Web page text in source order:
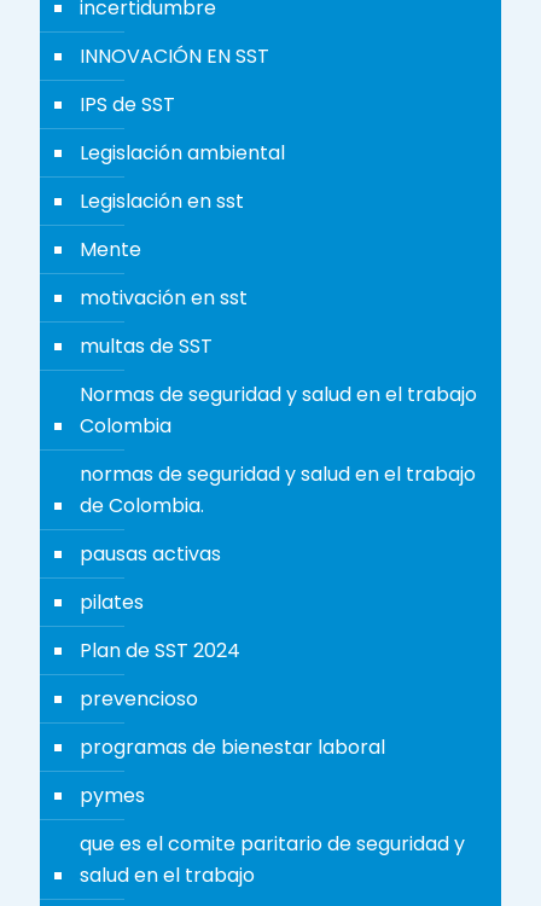
incertidumbre
INNOVACIÓN EN SST
IPS de SST
Legislación ambiental
Legislación en sst
Mente
motivación en sst
multas de SST
Normas de seguridad y salud en el trabajo
Colombia
normas de seguridad y salud en el trabajo
de Colombia.
pausas activas
pilates
Plan de SST 2024
prevencioso
programas de bienestar laboral
pymes
que es el comite paritario de seguridad y
salud en el trabajo